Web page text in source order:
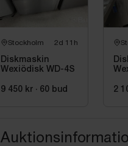
Stockholm 2d 11h
Diskmaskin
Wexiödisk WD-4S
9 450 kr · 60 bud
2